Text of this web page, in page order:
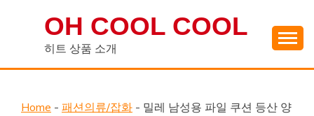
OH COOL COOL
히트 상품 소개
Home - 패션의류/잡화 - 밀레 남성용 파일 쿠션 등산 양